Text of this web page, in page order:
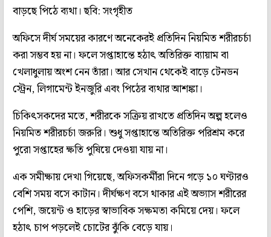
বাড়ছে পিঠে ব্যথা। ছবি: সংগৃহীত
অফিসে দীর্ঘ সময়ের কারণে অনেকেরই প্রতিদিন নিয়মিত শরীরচর্চা
করা সম্ভব হয় না। ফলে সপ্তাহান্তে হঠাৎ অতিরিক্ত ব্যায়াম বা
খেলাধুলায় অংশ নেন তাঁরা। আর সেখান থেকেই বাড়ে টেনডন
স্ট্রেন, লিগামেন্ট ইনজুরি এবং পিঠের ব্যথার আশঙ্কা।
চিকিৎসকদের মতে, শরীরকে সক্রিয় রাখতে প্রতিদিন অল্প হলেও
নিয়মিত শরীরচর্চা জরুরি। শুধু সপ্তাহান্তে অতিরিক্ত পরিশ্রম করে
পুরো সপ্তাহের ক্ষতি পুষিয়ে দেওয়া যায় না।
এক সমীক্ষায় দেখা গিয়েছে, অফিসকর্মীরা দিনে গড়ে ১০ ঘণ্টারও
বেশি সময় বসে কাটান। দীর্ঘক্ষণ বসে থাকার এই অভ্যাস শরীরের
পেশি, জয়েন্ট ও হাড়ের স্বাভাবিক সক্ষমতা কমিয়ে দেয়। ফলে
হঠাৎ চাপ পড়লেই চোটের ঝুঁকি বেড়ে যায়।